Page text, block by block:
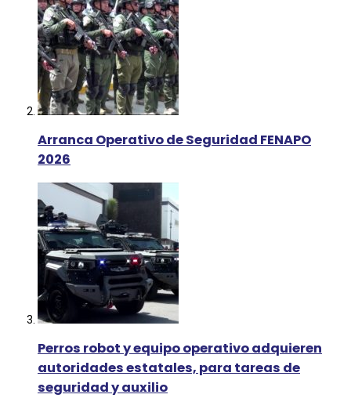
Arranca Operativo de Seguridad FENAPO
2026
Perros robot y equipo operativo adquieren
autoridades estatales, para tareas de
seguridad y auxilio